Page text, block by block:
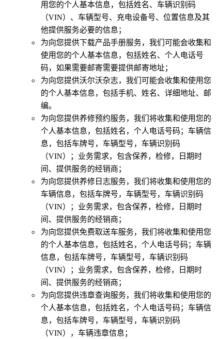
用您的个人基本信息，包括姓名、车辆识别码
（VIN）、车辆型号、充电设备号、位置信息及其
他提供服务必要的信息；
为向您提供下载产品手册服务，我们可能会收集和
使用您的个人基本信息，包括姓名、个人电话号
码，如果需要邮寄需要提供邮寄地址；
为向您提供沃尔沃杂志，我们可能会收集和使用您
的个人基本信息，包括手机、姓名、详细地址、邮
编。
为向您提供养修预约服务，我们将收集和使用您的
个人基本信息，包括姓名，个人电话号码；车辆信
息，包括车牌号，车辆型号，车辆识别码
（VIN）；业务需求，包含保养，检修，日期时
间、提供服务的经销商；
为向您提供养修日志服务，我们将收集和使用您的
车辆信息，包括车牌号，车辆型号，车辆识别码
（VIN）；业务需求，包含保养，检修，日期时
间、提供服务的经销商；
为向您提供免费取送车服务，我们将收集和使用您
的个人基本信息，包括姓名，个人电话号码；车辆
信息，包括车牌号，车辆型号，车辆识别码
（VIN）；业务需求，包含保养，检修，日期时
间、提供服务的经销商；
为向您提供违章查询服务，我们将收集和使用您的
个人基本信息，包括姓名，个人电话号码；车辆信
息，包括车牌号，车辆型号，车辆识别码
（VIN），车辆违章信息；